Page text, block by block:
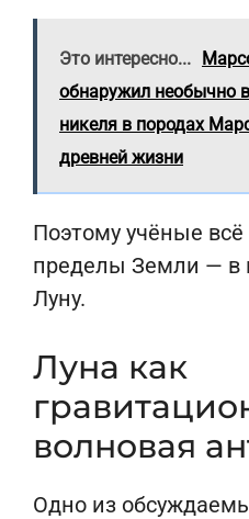
Это интересно...
обнаружил необычно
никеля в породах
древней жизни
Поэтому учёные
пределы Земли — в
Луну.
Луна как
волновая
Одно из